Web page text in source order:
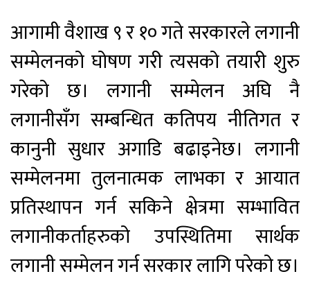
आगामी वैशाख ९ र १० गते सरकारले लगानी
सम्मेलनको घोषण गरी त्यसको तयारी शुरु
गरेको छ। लगानी सम्मेलन अघि नै
लगानीसँग सम्बन्धित कतिपय नीतिगत र
कानुनी सुधार अगाडि बढाइनेछ। लगानी
सम्मेलनमा तुलनात्मक लाभका र आयात
प्रतिस्थापन गर्न सकिने क्षेत्रमा सम्भावित
लगानीकर्ताहरुको उपस्थितिमा सार्थक
लगानी सम्मेलन गर्न सरकार लागि परेको छ।